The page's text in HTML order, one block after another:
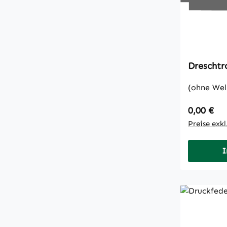
(ohne
0,00 €
Preise